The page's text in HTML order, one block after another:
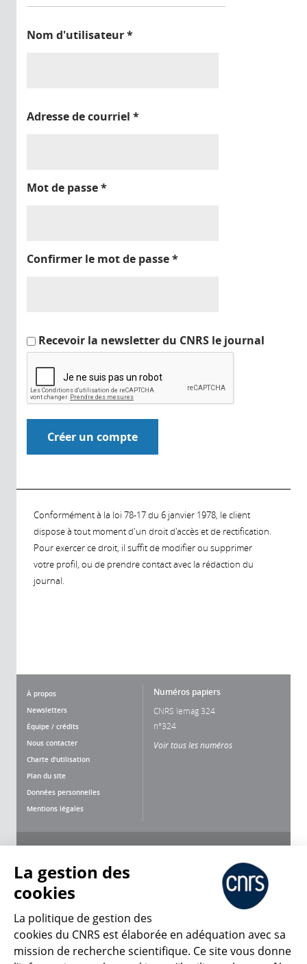
Nom d'utilisateur*
Adresse de courriel *
Mot de passe*
Confirmer le mot de passe*
Recevoir la newsletter du CNRS le journal
Conformément à la loi 78-17 du 6 janvier 1978, le client
dispose à tout moment d'un droit d'accès et de rectification.
Pour exercer ce droit, il suffit de modifier ou supprimer
votre profil, ou de prendre contact avec la rédaction du
journal.
À propos
Newsletters
Équipe / crédits
Nous contacter
Charte d'utilisation
Plan du site
Données personnelles
Mentions légales
Numéros papiers
CNRS lemag 324
n°324
Voir tous les numéros
CNRS Le Mag
La gestion des
cookies
La politique de gestion des
cookies du CNRS est élaborée en adéquation avec sa
mission de recherche scientifique. Ce site vous donne